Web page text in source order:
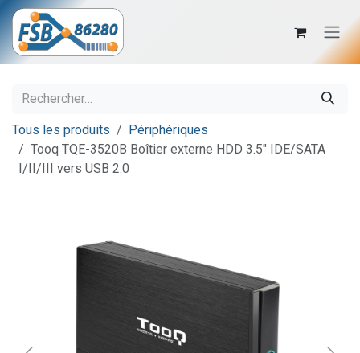
Se rendre au contenu
Tous les produits
Périphériques
Tooq TQE-3520B Boîtier externe HDD 3.5" IDE/SATA
I/II/III vers USB 2.0